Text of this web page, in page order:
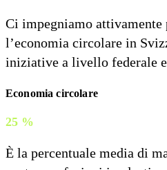
Ci impegniamo attivamente
l’economia circolare in
iniziative a livello federale
Economia circolare
25 %
È la percentuale media di